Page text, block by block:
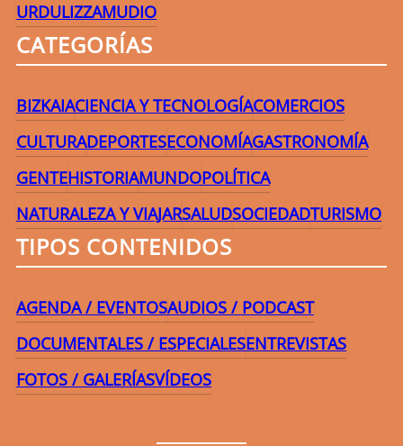
URDULIZZAMUDIO
CATEGORÍAS
BIZKAIACIENCIA Y TECNOLOGÍACOMERCIOS
CULTURADEPORTESECONOMÍAGASTRONOMÍA
GENTEHISTORIAMUNDOPOLÍTICA
NATURALEZA Y VIAJARSALUDSOCIEDADTURISMO
TIPOS CONTENIDOS
AGENDA / EVENTOSAUDIOS / PODCAST
DOCUMENTALES / ESPECIALESENTREVISTAS
FOTOS / GALERÍASVÍDEOS